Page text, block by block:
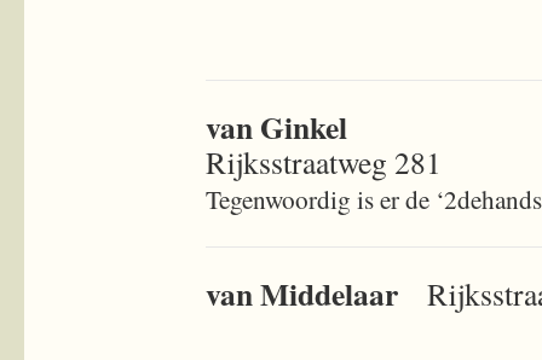
van Ginkel
Rijksstraatweg 281
Tegenwoordig is er de
van Middelaar